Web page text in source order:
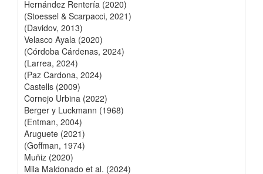
Hernández Rentería (2020)
(Stoessel & Scarpacci, 2021)
(Davidov, 2013)
Velasco Ayala (2020)
(Córdoba Cárdenas, 2024)
(Larrea, 2024)
(Paz Cardona, 2024)
Castells (2009)
Cornejo Urbina (2022)
Berger y Luckmann (1968)
(Entman, 2004)
Aruguete (2021)
(Goffman, 1974)
Muñiz (2020)
Mila Maldonado et al. (2024)